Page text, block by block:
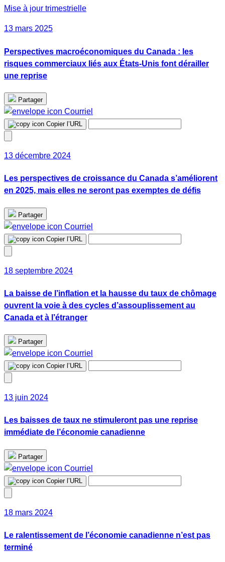
Mise à jour trimestrielle
13 mars 2025
Perspectives macroéconomiques du Canada : les
risques commerciaux liés aux États-Unis font dérailler
une reprise
Partager
Courriel
Copier l’URL
13 décembre 2024
Les perspectives de croissance du Canada s’améliorent
en 2025, mais elles ne seront pas exemptes de défis
Partager
Courriel
Copier l’URL
18 septembre 2024
La baisse de l’inflation et la hausse du taux de chômage
ouvrent la voie à des cycles d’assouplissement au
Canada et à l’étranger
Partager
Courriel
Copier l’URL
13 juin 2024
Les baisses de taux ne stimuleront pas une reprise
immédiate de l’économie canadienne
Partager
Courriel
Copier l’URL
18 mars 2024
Le ralentissement de l’économie canadienne n’est pas
terminé